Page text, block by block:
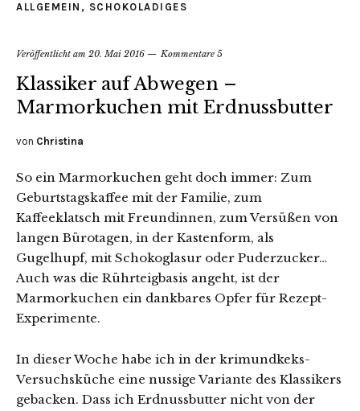
ALLGEMEIN , SCHOKOLADIGES
Veröffentlicht am 20. Mai 2016 Kommentare 5
Klassiker auf Abwegen –
Marmorkuchen mit Erdnussbutter
von Christina
So ein Marmorkuchen geht doch immer: Zum
Geburtstagskaffee mit der Familie, zum
Kaffeeklatsch mit Freundinnen, zum Versüßen von
langen Bürotagen, in der Kastenform, als
Gugelhupf, mit Schokoglasur oder Puderzucker…
Auch was die Rührteigbasis angeht, ist der
Marmorkuchen ein dankbares Opfer für Rezept-
Experimente.
In dieser Woche habe ich in der krimundkeks-
Versuchsküche eine nussige Variante des Klassikers
gebacken. Dass ich Erdnussbutter nicht von der